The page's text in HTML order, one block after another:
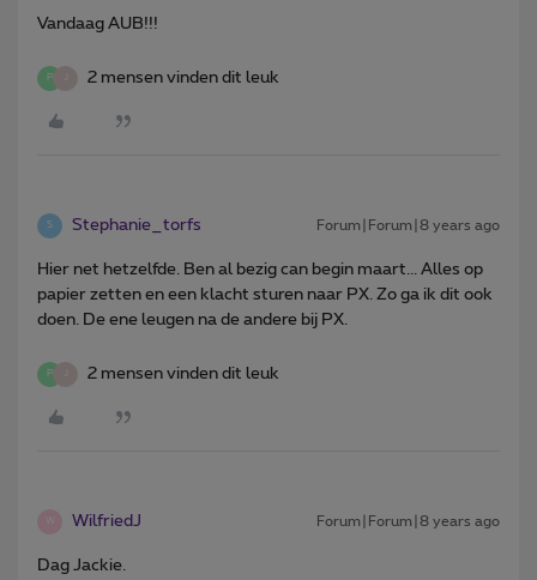
Vandaag AUB!!!
P 2 mensen vinden dit leuk
S Stephanie_torfs Forum|Forum|8 years ago
Hier net hetzelfde. Ben al bezig can begin maart... Alles op
papier zetten en een klacht sturen naar PX. Zo ga ik dit ook
doen. De ene leugen na de andere bij PX.
P 2 mensen vinden dit leuk
WilfriedJ Forum|Forum|8 years ago
Dag Jackie.